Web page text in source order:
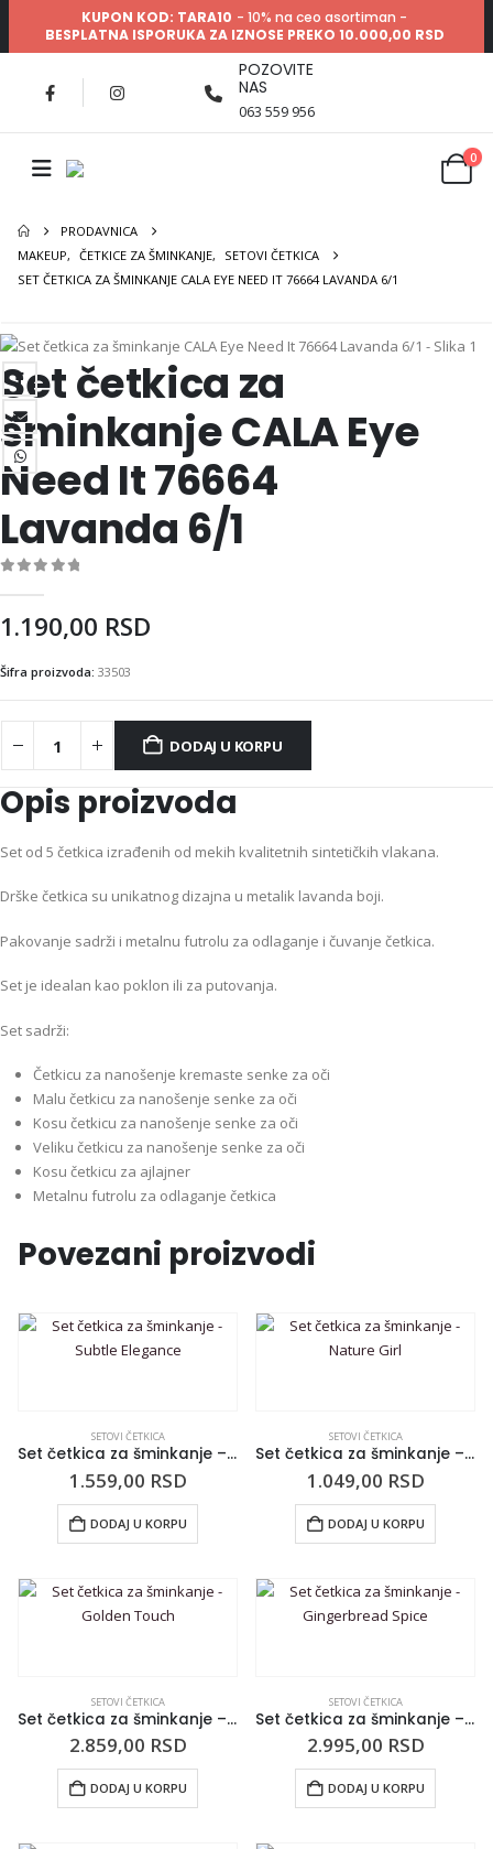
KUPON KOD: TARA10 - 10% na ceo asortiman -
BESPLATNA ISPORUKA ZA IZNOSE PREKO 10.000,00 RSD
POZOVITE
NAS
063 559 956
0
PRODAVNICA
MAKEUP, ČETKICE ZA ŠMINKANJE,
SETOVI ČETKICA
SET ČETKICA ZA ŠMINKANJE CALA EYE NEED IT 76664 LAVANDA 6/1
Set četkica za
šminkanje CALA Eye
Need It 76664
Lavanda 6/1
1.190,00 RSD
Šifra proizvoda: 33503
DODAJ U KORPU
Opis proizvoda
Set od 5 četkica izrađenih od mekih kvalitetnih sintetičkih vlakana.
Drške četkica su unikatnog dizajna u metalik lavanda boji.
Pakovanje sadrži i metalnu futrolu za odlaganje i čuvanje četkica.
Set je idealan kao poklon ili za putovanja.
Set sadrži:
Četkicu za nanošenje kremaste senke za oči
Malu četkicu za nanošenje senke za oči
Kosu četkicu za nanošenje senke za oči
Veliku četkicu za nanošenje senke za oči
Kosu četkicu za ajlajner
Metalnu futrolu za odlaganje četkica
Povezani proizvodi
SETOVI ČETKICA
Set četkica za šminkanje – Subtle Elegance
1.559,00 RSD
DODAJ U KORPU
SETOVI ČETKICA
Set četkica za šminkanje – Nature Girl
1.049,00 RSD
DODAJ U KORPU
SETOVI ČETKICA
Set četkica za šminkanje – Golden Touch
2.859,00 RSD
DODAJ U KORPU
SETOVI ČETKICA
Set četkica za šminkanje – Gingerbread Spice
2.995,00 RSD
DODAJ U KORPU